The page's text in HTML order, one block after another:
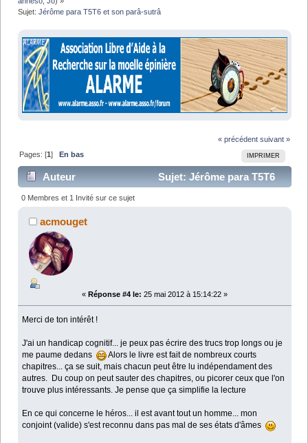
Sujet:Jérôme para T5T6 et son parâ-sutrâ
« précédent suivant »
IMPRIMER
Pages: [1] En bas
Auteur
Sujet: Jérôme para T5T6
et son parâ-sutrâ (Lu 10145 fois)
0 Membres et 1 Invité sur ce sujet
acmouget
« Réponse #4 le: 25 mai 2012 à 15:14:22 »
Merci de ton intérêt !
J'ai un handicap cognitif... je peux pas écrire des trucs trop longs ou je
me paume dedans
Alors le livre est fait de nombreux courts
chapitres... ça se suit, mais chacun peut être lu indépendament des
autres. Du coup on peut sauter des chapitres, ou picorer ceux que l'on
trouve plus intéressants. Je pense que ça simplifie la lecture
En ce qui concerne le héros... il est avant tout un homme... mon
conjoint (valide) s'est reconnu dans pas mal de ses états d'âmes